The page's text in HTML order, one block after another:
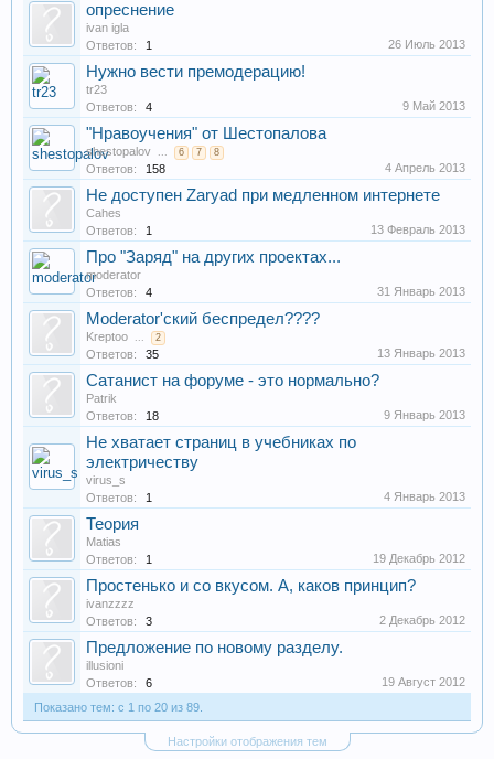
опреснение
ivan igla
Ответов:
1 26 Июль 2013
Нужно вести премодерацию!
tr23
Ответов:
4 9 Май 2013
"Нравоучения" от Шестопалова
shestopalov ... 6 7 8
Ответов: 158 4 Апрель 2013
Не доступен Zaryad при медленном интернете
Cahes
Ответов:
1 13 Февраль 2013
Про "Заряд" на других проектах...
moderator
Ответов:
4 31 Январь 2013
Moderator'ский беспредел????
Kreptoo ... 2
Ответов: 35 13 Январь 2013
Сатанист на форуме - это нормально?
Patrik
Ответов:
18 9 Январь 2013
Не хватает страниц в учебниках по
электричеству
virus_s
Ответов:
1 4 Январь 2013
Теория
Matias
Ответов:
1 19 Декабрь 2012
Простенько и со вкусом. А, каков принцип?
ivanzzzz
Ответов:
3 2 Декабрь 2012
Предложение по новому разделу.
illusioni
Ответов:
6
19 Август 2012
Показано тем: с 1 по 20 из 89.
Настройки отображения тем